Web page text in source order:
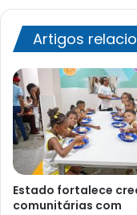
Artigos
Estado fortalece
comunitárias com